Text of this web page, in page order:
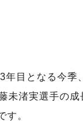
目となる今
渚実選手の
す。